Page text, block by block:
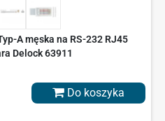
A męska na RS-232 RJ45
Delock 63911
Do koszyka